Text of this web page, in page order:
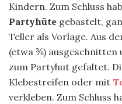
Kindern. Zum Schluss
Partyhüte gebastelt,
Teller als Vorlage. Aus
(etwa ⅜) ausgeschnitten
zum Partyhut gefaltet.
Klebestreifen oder mit
verkleben. Zum Schluss